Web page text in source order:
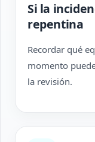
Si la
repentina
Recordar qué
momento
la revisión.